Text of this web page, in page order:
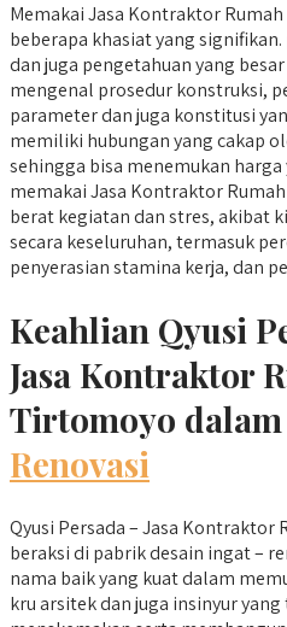
Memakai Jasa Kontraktor
beberapa khasiat yang
dan juga pengetahuan yang
mengenal prosedur konstruksi,
parameter dan juga konstitusi
memiliki hubungan yang cakap
sehingga bisa menemukan
memakai Jasa Kontraktor
berat kegiatan dan stres, akibat
secara keseluruhan, termasuk
penyerasian stamina kerja, dan
Keahlian Qyusi
Jasa Kontraktor
Tirtomoyo dalam
Renovasi
Qyusi Persada – Jasa
beraksi di pabrik desain ingat –
nama baik yang kuat dalam
kru arsitek dan juga insinyur